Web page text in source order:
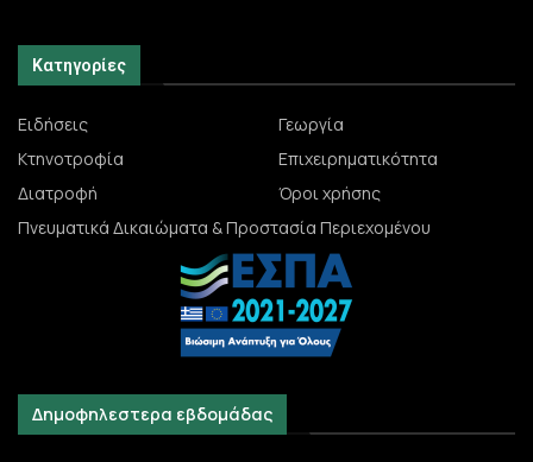
Κατηγορίες
Ειδήσεις
Γεωργία
Κτηνοτροφία
Επιχειρηματικότητα
Διατροφή
Όροι χρήσης
Πνευματικά Δικαιώματα & Προστασία Περιεχομένου
Δημοφηλεστερα εβδομάδας